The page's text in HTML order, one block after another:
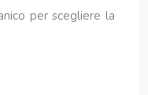
per scegliere la